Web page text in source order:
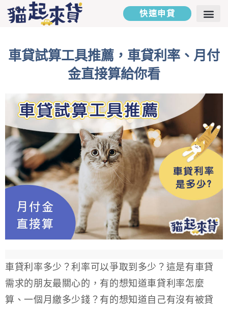
快速申貸
車貸試算工具推薦，車貸利率、月付
金直接算給你看
車貸利率多少？利率可以爭取到多少？這是有車貸
需求的朋友最關心的，有的想知道車貸利率怎麼
算、一個月繳多少錢？有的想知道自己有沒有被貸